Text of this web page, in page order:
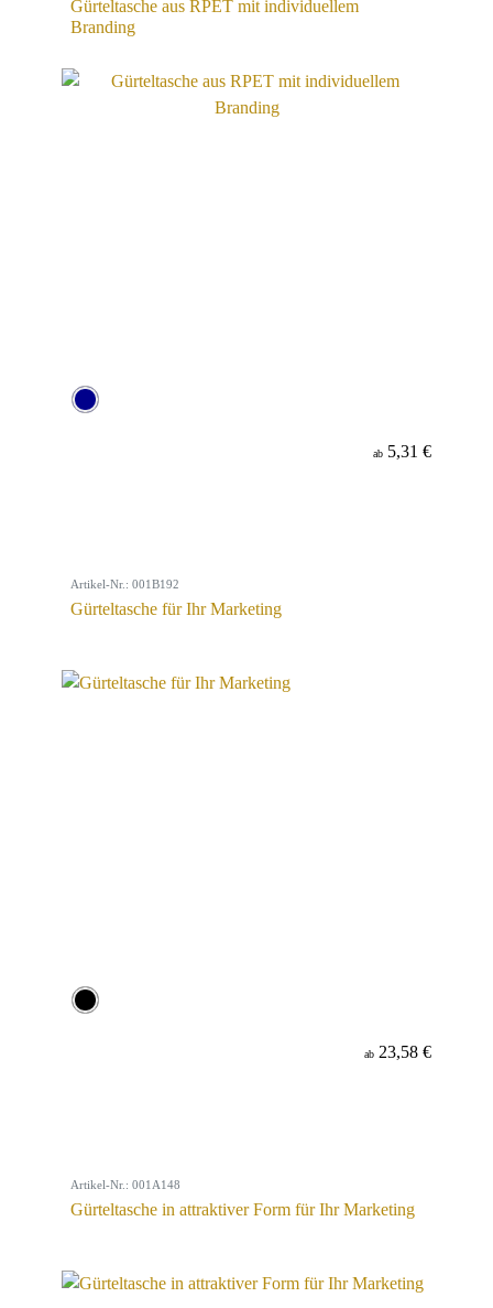
Gürteltasche aus RPET mit individuellem
Branding
ab 5,31 €
Artikel-Nr.: 001B192
Gürteltasche für Ihr Marketing
ab 23,58 €
Artikel-Nr.: 001A148
Gürteltasche in attraktiver Form für Ihr Marketing